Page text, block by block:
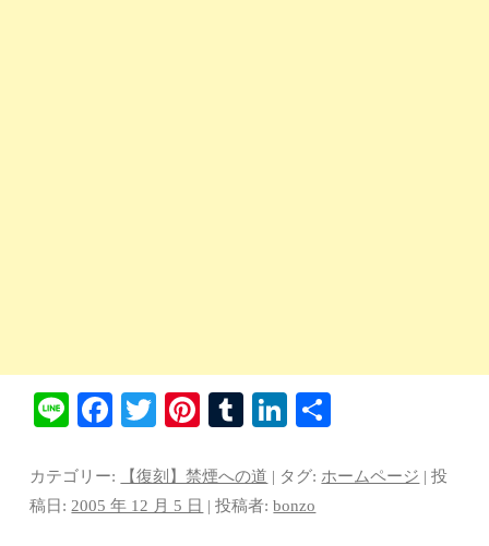
Li
Fa
bo
ok
T
tte
r
Pi
er
es
T
m
bl
Li
ed
In
カテゴリー: 【復刻】禁煙への道 | タグ: ホームページ | 投
稿日: 2005 年 12 月 5 日 |投稿者:bonzo